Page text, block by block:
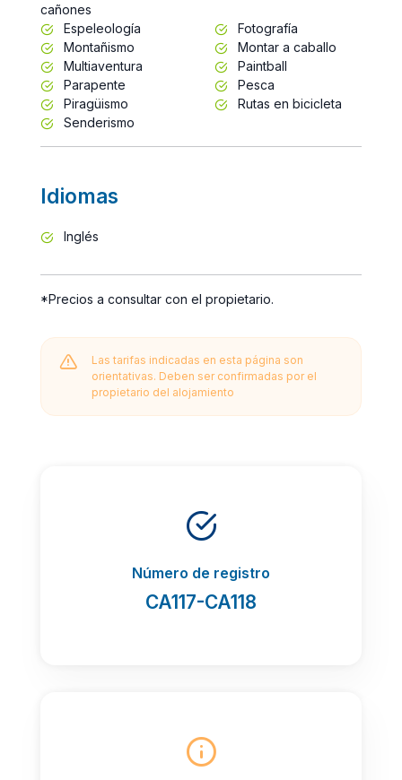
cañones
Espeleología
Fotografía
Montañismo
Montar a caballo
Multiaventura
Paintball
Parapente
Pesca
Piragüismo
Rutas en bicicleta
Senderismo
Idiomas
Inglés
*Precios a consultar con el propietario.
Las tarifas indicadas en esta página son
orientativas. Deben ser confirmadas por el
propietario del alojamiento
Número de registro
CA117-CA118